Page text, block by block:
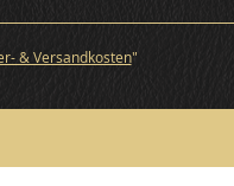
& Versandkosten"